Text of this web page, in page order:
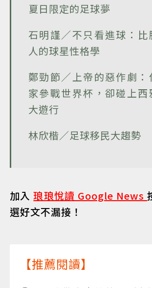
夏日限定的足球夢
石明謹／不只看進球：比
人的球星性格學
鄭勁節／上帝的惡作劇：
家參戰世界杯，卻碰上西
大遊行
林欣楷／足球移民大趨勢
加入琅琅悅讀 Google News
選好文不漏接！
【推薦閱讀】